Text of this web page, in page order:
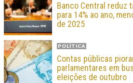
Banco Central reduz
para 14% ao ano,
de 2025
POLÍTICA
Contas públicas
parlamentares em
eleições de outubro